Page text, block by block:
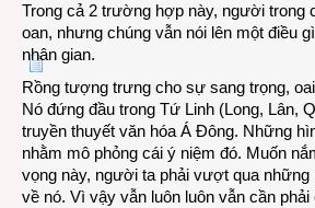
Trong cả 2 trường hợp này, người trong
oan, nhưng chúng vẫn nói lên một điều
nhân gian.
Rồng tượng trưng cho sự sang trọng,
Nó đứng đầu trong Tứ Linh (Long, Lân,
truyền thuyết văn hóa Á Đông. Những
nhằm mô phỏng cái ý niệm đó. Muốn
vọng này, người ta phải vượt qua
về nó. Vì vậy vẫn luôn luôn vẫn cần